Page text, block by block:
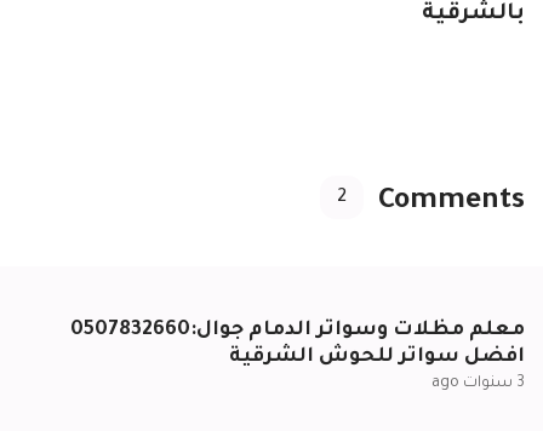
بالشرقية
Comments
2
معلم مظلات وسواتر الدمام جوال:0507832660
افضل سواتر للحوش الشرقية
3 سنوات ago